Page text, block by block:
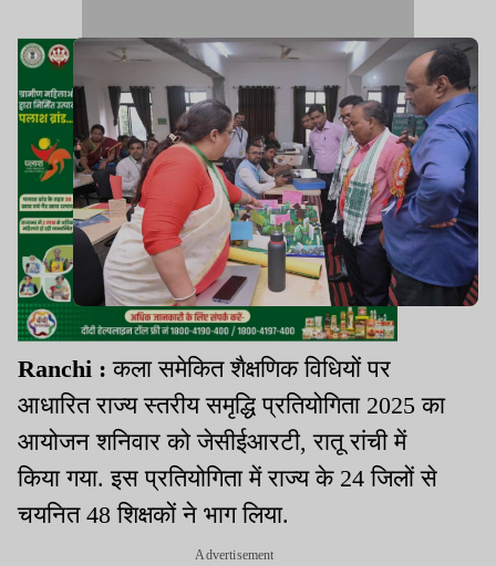
Ranchi :कला समेकित शैक्षणिक विधियों पर
आधारित राज्य स्तरीय समृद्धि प्रतियोगिता 2025 का
आयोजन शनिवार को जेसीईआरटी, रातू रांची में
किया गया. इस प्रतियोगिता में राज्य के 24 जिलों से
चयनित 48 शिक्षकों ने भाग लिया.
Advertisement